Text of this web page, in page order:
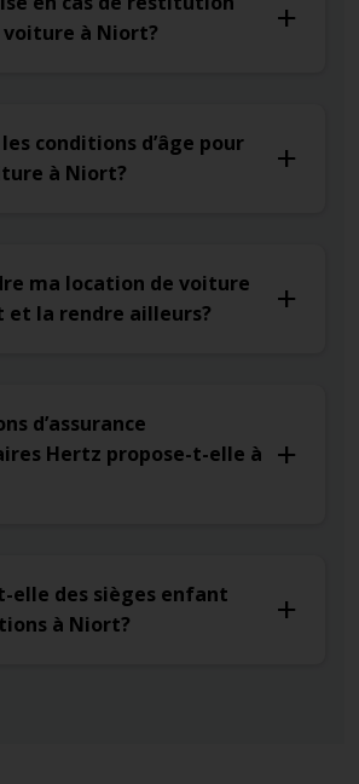
à Niort?
conditions d’âge pour
à Niort?
ma location de voiture
et la rendre ailleurs?
d’assurance
Hertz propose-t-elle à
elle des sièges enfant
à Niort?